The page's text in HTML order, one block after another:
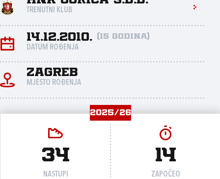
TRENUTNI KLUB
14.12.2010. (15 godina)
DATUM ROĐENJA
Zagreb
MJESTO ROĐENJA
2025/26
34
NASTUPI
14
ZAPOČEO